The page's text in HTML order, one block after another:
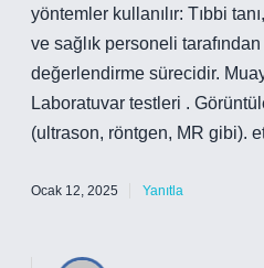
yöntemler kullanılır: Tıbbi
ve sağlık personeli
değerlendirme sürecidir.
Laboratuvar testleri .
(ultrason, röntgen, MR gibi).
Ocak 12, 2025 Yanıtla